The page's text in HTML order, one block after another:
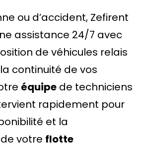
ou d’accident, Zefirent
assistance 24/7 avec
de véhicules relais
continuité de vos
équipe de techniciens
rapidement pour
et la
votre flotte